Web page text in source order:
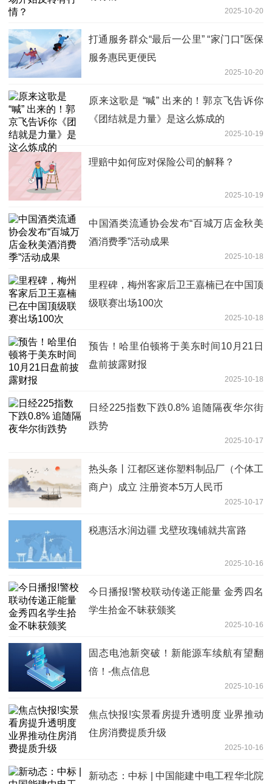
2025-10-20
打通服务群众“最后一公里” “家门口”医保
服务惠民更便民
2025-10-20
原来这歌是 “喊” 出来的！郭京飞告诉你
《团结就是力量》是这么炼成的
2025-10-19
理赔中如何应对保险公司的解释？
2025-10-19
中国酒类流通协会发布“百城万店金秋美
酒消费季”活动成果
2025-10-18
里程碑，梅州客家后卫王嘉楠已在中国顶
级联赛出场100次
2025-10-18
预告！哈里伯顿将于美东时间10月21日
盘前披露财报
2025-10-18
日经225指数下跌0.8% 追随隔夜华尔街
跌势
2025-10-17
热头条丨江都区迷你塑料制品厂（个体工
商户）成立 注册资本5万人民币
2025-10-17
税惠活水润边疆 戈壁玫瑰铺就共富路
2025-10-16
今日播报!警校联动传递正能量 金秀四名
学生拾金不昧获颁奖
2025-10-16
固态电池新突破！新能源车续航有望翻
倍！-焦点信息
2025-10-16
焦点快报!实景看房提升透明度 业界推动
住房消费提质升级
2025-10-16
新动态：中标 | 中国能建中电工程华北院